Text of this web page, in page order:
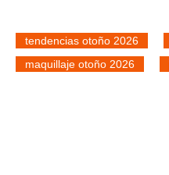
tendencias otoño 2026
maquillaje otoño 2026